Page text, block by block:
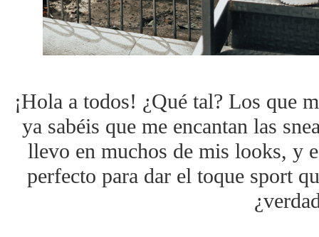
¡Hola a todos! ¿Qué tal? Los que
ya sabéis que me encantan las
llevo en muchos de mis looks, y
perfecto para dar el toque sport